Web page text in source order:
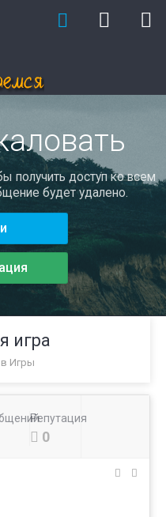
получить доступ ко всем
будет удалено.
игра
в Игры
Репутация
0